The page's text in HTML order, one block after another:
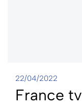
22/04/2022
France tv